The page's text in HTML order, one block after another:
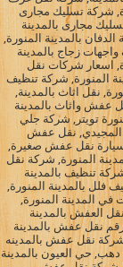
شركة تسليك مجارى
مجارى بالمدينة
بالمدينة المنورة,
زجاج بالمدينة
اسعار شركات نقل
المنورة, شركة تنظيف
نقل اثاث بالمدينة,
عفش واثاث بالمدينة
تويتر, شركة جلي
المجيدي, نقل عفش
سيارة نقل عفش صغيرة,
المنورة, شركة نقل
تنظيف بالمدينة
فلل بالمدينة المنورة,
المدينة المنورة,
العفش بالمدينة
نقل عفش بالمدينة
شركة نقل عفش بالمدينه
حي العيون بالمدينة